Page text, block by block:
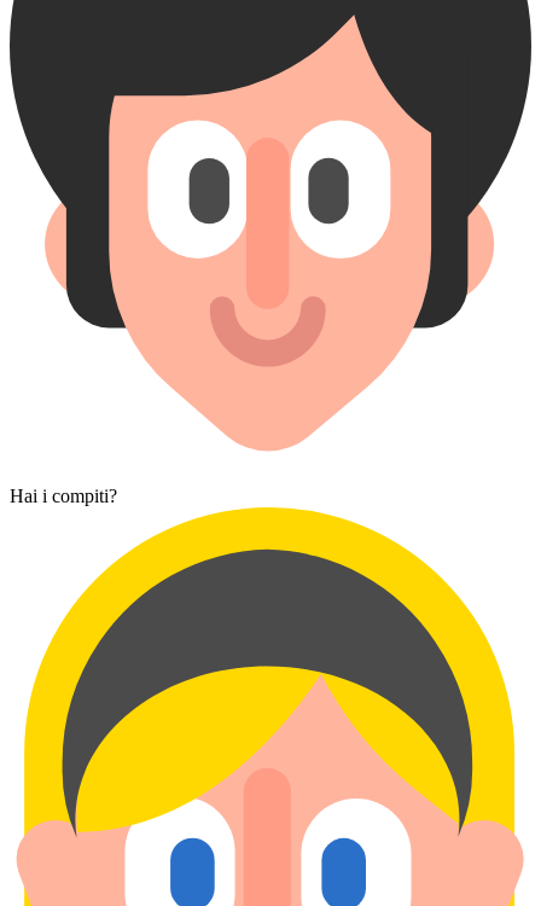
Hai i compiti?